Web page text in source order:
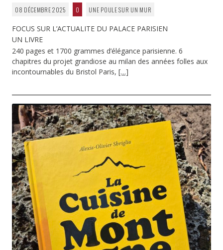
08 DÉCEMBRE 2025 0 UNE POULE SUR UN MUR
FOCUS SUR L’ACTUALITE DU PALACE PARISIEN
UN LIVRE
240 pages et 1700 grammes d’élégance parisienne. 6
chapitres du projet grandiose au milan des années folles aux
incontournables du Bristol Paris, […]